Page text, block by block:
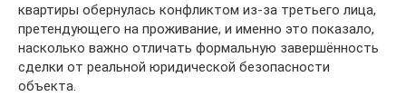
квартиры обернулась конфликтом из-за третьего лица,
претендующего на проживание, и именно это показало,
насколько важно отличать формальную завершённость
сделки от реальной юридической безопасности
объекта.